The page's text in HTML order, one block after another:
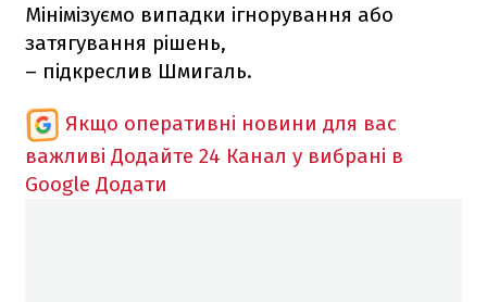
Мінімізуємо випадки ігнорування або
затягування рішень,
– підкреслив Шмигаль.
Якщо оперативні новини для вас
важливі Додайте 24 Канал у вибрані в
Google Додати